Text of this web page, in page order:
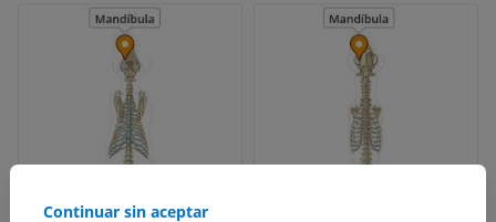
Continuar sin aceptar